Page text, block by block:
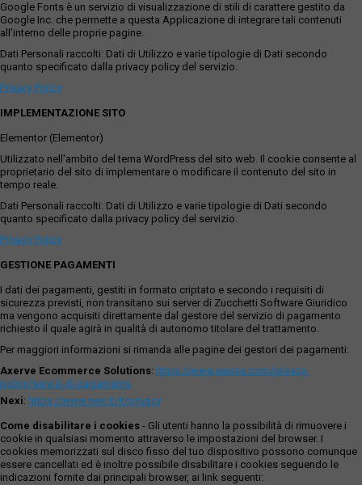
Google Fonts è un servizio di visualizzazione di stili di carattere gestito da
Google Inc. che permette a questa Applicazione di integrare tali contenuti
all'interno delle proprie pagine.
Dati Personali raccolti: Dati di Utilizzo e varie tipologie di Dati secondo
quanto specificato dalla privacy policy del servizio.
Privacy Policy
IMPLEMENTAZIONE SITO
Elementor (Elementor)
Utilizzato nell'ambito del tema WordPress del sito web. Il cookie consente al
proprietario del sito di implementare o modificare il contenuto del sito in
tempo reale.
Dati Personali raccolti: Dati di Utilizzo e varie tipologie di Dati secondo
quanto specificato dalla privacy policy del servizio.
Privacy Policy
GESTIONE PAGAMENTI
I dati dei pagamenti, gestiti in formato criptato e secondo i requisiti di
sicurezza previsti, non transitano sui server di Zucchetti Software Giuridico
ma vengono acquisiti direttamente dal gestore del servizio di pagamento
richiesto il quale agirà in qualità di autonomo titolare del trattamento.
Per maggiori informazioni si rimanda alle pagine dei gestori dei pagamenti:
Axerve Ecommerce Solutions: https://www.axerve.com/privacy-
policy/servizi-di-pagamento
Nexi: https://www.nexi.it/it/privacy
Come disabilitare i cookies - Gli utenti hanno la possibilità di rimuovere i
cookie in qualsiasi momento attraverso le impostazioni del browser. I
cookies memorizzati sul disco fisso del tuo dispositivo possono comunque
essere cancellati ed è inoltre possibile disabilitare i cookies seguendo le
indicazioni fornite dai principali browser, ai link seguenti: